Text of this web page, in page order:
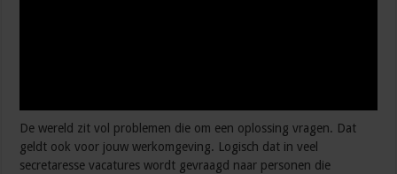
De wereld zit vol problemen die om een oplossing vragen. Dat
geldt ook voor jouw werkomgeving. Logisch dat in veel
secretaresse vacatures wordt gevraagd naar personen die